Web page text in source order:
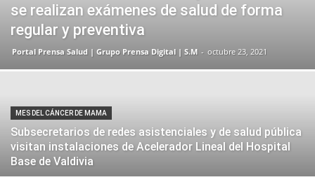
se realizan exámenes de salud de forma
regular y preventiva
Portal Prensa Salud | Grupo Prensa Digital | S.M - octubre 23, 2021
MES DEL CÁNCER DE MAMA
Subsecretarios de redes asistenciales y de salud pública
visitan instalaciones de Acelerador Lineal del Hospital
Base de Valdivia